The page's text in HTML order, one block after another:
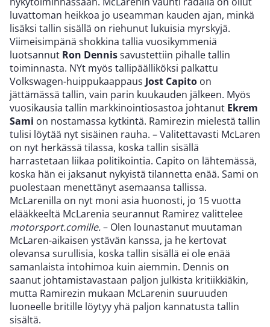
luvattoman heikkoa jo useamman kauden ajan, minkä
lisäksi tallin sisällä on riehunut lukuisia myrskyjä.
Viimeisimpänä shokkina tallia vuosikymmeniä
luotsannut Ron Dennissavustettiin pihalle tallin
toiminnasta. NYt myös tallipäälliköksi palkattu
Volkswagen-huippukaappaus Jost Capito on
jättämässä tallin, vain parin kuukauden jälkeen. Myös
vuosikausia tallin markkinointiosastoa johtanut Ekrem
Sami on nostamassa kytkintä. Ramirezin mielestä tallin
tulisi löytää nyt sisäinen rauha. – Valitettavasti McLaren
on nyt herkässä tilassa, koska tallin sisällä
harrastetaan liikaa politikointia. Capito on lähtemässä,
koska hän ei jaksanut nykyistä tilannetta enää. Sami on
puolestaan menettänyt asemaansa tallissa.
McLarenilla on nyt moni asia huonosti, jo 15 vuotta
elääkkeeltä McLarenia seurannut Ramirez valittelee
motorsport.comille.– Olen lounastanut muutaman
McLaren-aikaisen ystävän kanssa, ja he kertovat
olevansa surullisia, koska tallin sisällä ei ole enää
samanlaista intohimoa kuin aiemmin. Dennis on
saanut johtamistavastaan paljon julkista kritiikkiäkin,
mutta Ramirezin mukaan McLarenin suuruuden
luoneelle britille löytyy yhä paljon kannatusta tallin
sisältä.